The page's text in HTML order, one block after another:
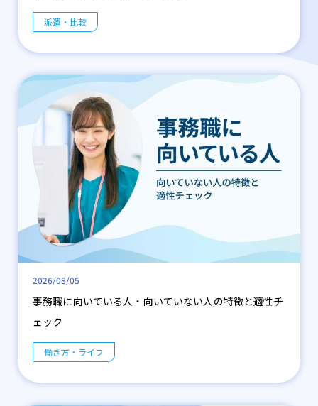
派遣・比較
2026/08/05
事務職に向いている人・向いていない人の特徴と適性チ
ェック
働き方・ライフ